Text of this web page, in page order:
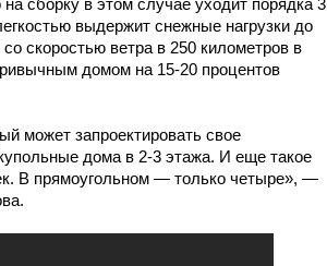
сборку в этом случае уходит порядка 3
выдержит снежные нагрузки до
скоростью ветра в 250 километров в
домом на 15-20 процентов
может запроектировать свое
дома в 2-3 этажа. И еще такое
В прямоугольном — только четыре», —